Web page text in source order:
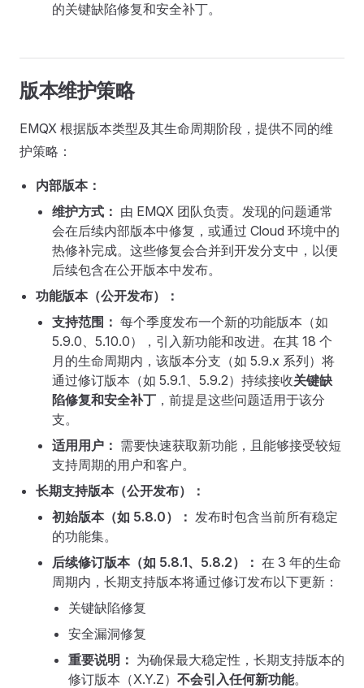
的关键缺陷修复和安全补丁。
版本维护策略
EMQX 根据版本类型及其生命周期阶段，提供不同的维
护策略：
内部版本：
维护方式： 由 EMQX 团队负责。发现的问题通常
会在后续内部版本中修复，或通过 Cloud 环境中的
热修补完成。这些修复会合并到开发分支中，以便
后续包含在公开版本中发布。
功能版本（公开发布）：
支持范围： 每个季度发布一个新的功能版本（如
5.9.0、5.10.0），引入新功能和改进。在其 18 个
月的生命周期内，该版本分支（如 5.9.x 系列）将
通过修订版本（如 5.9.1、5.9.2）持续接收关键缺
陷修复和安全补丁 ，前提是这些问题适用于该分
支。
适用用户： 需要快速获取新功能，且能够接受较短
支持周期的用户和客户。
长期支持版本（公开发布）：
初始版本（如 5.8.0）： 发布时包含当前所有稳定
的功能集。
后续修订版本（如 5.8.1、5.8.2）： 在 3 年的生命
周期内，长期支持版本将通过修订发布以下更新：
关键缺陷修复
安全漏洞修复
重要说明： 为确保最大稳定性，长期支持版本的
修订版本（X.Y.Z） 不会引入任何新功能。